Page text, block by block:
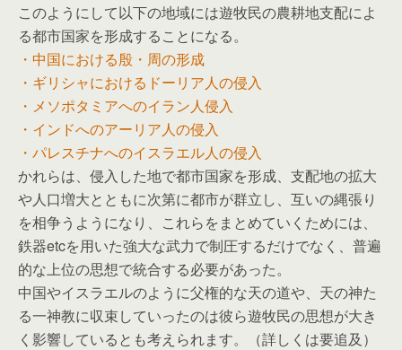
このようにして以下の地域には遊牧民の農耕地支配によ
る都市国家を形成することになる。
・中国における殷・周の形成
・ギリシャにおけるドーリア人の侵入
・メソポタミアへのイラン人侵入
・インドへのアーリア人の侵入
・パレスチナへのイスラエル人の侵入
かれらは、侵入した地で都市国家を形成、支配地の拡大
や人口増大とともに次第に都市が群立し、互いの縄張り
を相争うようになり、これらをまとめていくためには、
鉄器etcを用いた強大な武力で制圧するだけでなく、普遍
的な上位の思想で統合する必要があった。
中国やイスラエルのように父権的な天の道や、天の神た
る一神教に収束していったのは彼ら遊牧民の思想が大き
く影響しているとも考えられます。（詳しくは要追及）